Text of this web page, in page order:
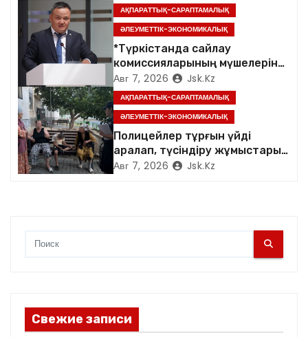
а
п
и
с
я
м
АҚПАРАТТЫҚ-САРАПТАМАЛЫҚ
ӘЛЕУМЕТТІК-ЭКОНОМИКАЛЫҚ
*Түркістанда сайлау
комиссияларының мүшелеріне
арналған семинар өтті*
Авг 7, 2026 Jsk.kz
АҚПАРАТТЫҚ-САРАПТАМАЛЫҚ
ӘЛЕУМЕТТІК-ЭКОНОМИКАЛЫҚ
Полицейлер тұрғын үйді
аралап, түсіндіру жұмыстарын
жүргізді
Авг 7, 2026 Jsk.kz
Свежие записи